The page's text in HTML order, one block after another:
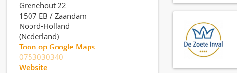
Grenehout 22
1507 EB / Zaandam
Noord-Holland
(Nederland)
Toon op Google Maps
0753030340
Website